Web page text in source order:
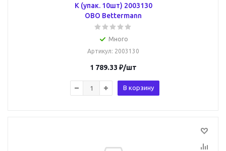
K (упак. 10шт) 2003130
OBO Bettermann
Много
Артикул: 2003130
1 789.33 ₽/шт
В корзину